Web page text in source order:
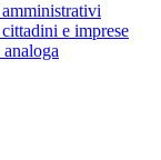
e imprese